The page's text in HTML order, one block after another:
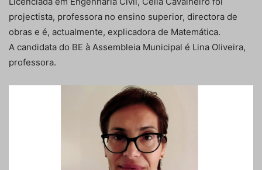
projectista, professora no ensino superior, directora de
obras e é, actualmente, explicadora de Matemática.
A candidata do BE à Assembleia Municipal é Lina Oliveira,
professora.